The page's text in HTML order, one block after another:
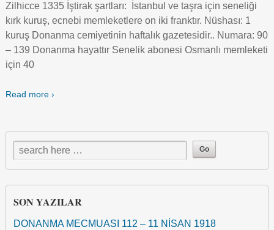
Zilhicce 1335 İştirak şartları: İstanbul ve taşra için seneliği
kırk kuruş, ecnebi memleketlere on iki franktır. Nüshası: 1
kuruş Donanma cemiyetinin haftalık gazetesidir.. Numara: 90
– 139 Donanma hayattır Senelik abonesi Osmanlı memleketi
için 40
Read more ›
SON YAZILAR
DONANMA MECMUASI 112 – 11 NİSAN 1918